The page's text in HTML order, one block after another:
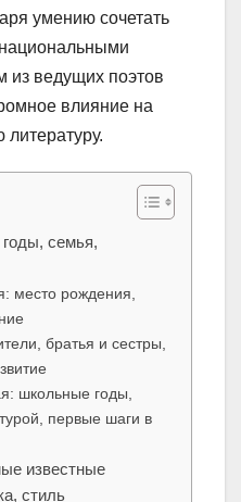
умению сочетать
национальными
из ведущих поэтов
влияние на
годы, семья,
место рождения,
братья и сестры,
школьные годы,
первые шаги в
известные
стиль